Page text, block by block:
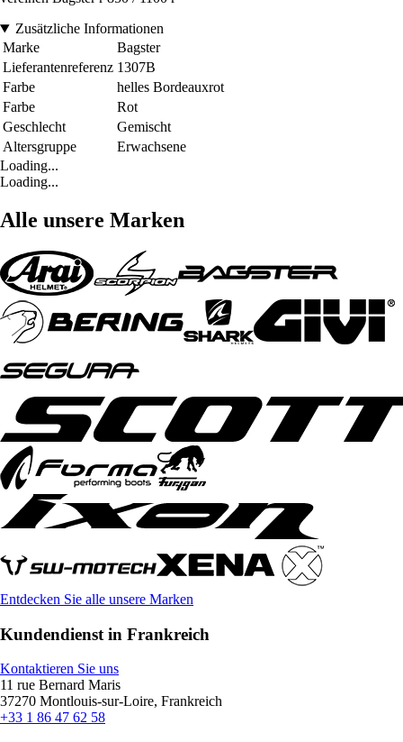
Zusätzliche Informationen
Marke
Bagster
Lieferantenreferenz 1307B
Farbe
helles Bordeauxrot
Farbe
Rot
Geschlecht
Gemischt
Altersgruppe
Erwachsene
Loading...
Loading...
Alle unsere Marken
Entdecken Sie alle unsere Marken
Kundendienst in Frankreich
Kontaktieren Sie uns
11 rue Bernard Maris
37270 Montlouis-sur-Loire, Frankreich
+33 1 86 47 62 58